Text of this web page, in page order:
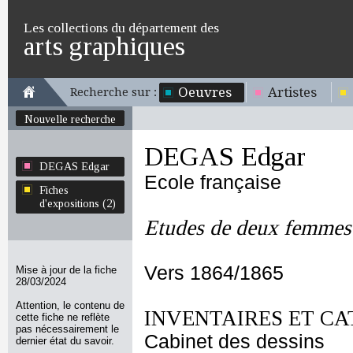
Les collections du département des
arts graphiques
Recherche sur : Oeuvres Artistes
Nouvelle recherche
DEGAS Edgar
Fiches
d'expositions (2)
Mise à jour de la fiche
28/03/2024
Attention, le contenu de
cette fiche ne reflète
pas nécessairement le
dernier état du savoir.
DEGAS Edgar
Ecole française
Etudes de deux
Vers 1864/1865
INVENTAIRES ET
Cabinet des dessins